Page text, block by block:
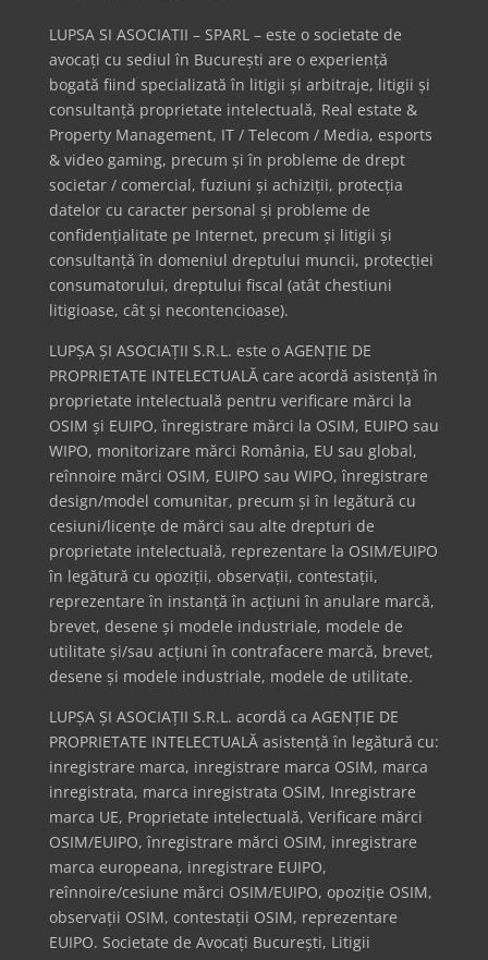
LUPSA SI ASOCIATII – SPARL – este o societate de
avocați cu sediul în București are o experiență
bogată fiind specializată în litigii și arbitraje, litigii și
consultanță proprietate intelectuală, Real estate &
Property Management, IT / Telecom / Media, esports
& video gaming, precum și în probleme de drept
societar / comercial, fuziuni și achiziții, protecția
datelor cu caracter personal și probleme de
confidențialitate pe Internet, precum și litigii și
consultanță în domeniul dreptului muncii, protecției
consumatorului, dreptului fiscal (atât chestiuni
litigioase, cât și necontencioase).
LUPȘA ȘI ASOCIAȚII S.R.L. este o AGENȚIE DE
PROPRIETATE INTELECTUALĂ care acordă asistență în
proprietate intelectuală pentru verificare mărci la
OSIM și EUIPO, înregistrare mărci la OSIM, EUIPO sau
WIPO, monitorizare mărci România, EU sau global,
reînnoire mărci OSIM, EUIPO sau WIPO, înregistrare
design/model comunitar, precum și în legătură cu
cesiuni/licențe de mărci sau alte drepturi de
proprietate intelectuală, reprezentare la OSIM/EUIPO
în legătură cu opoziții, observații, contestații,
reprezentare în instanță în acțiuni în anulare marcă,
brevet, desene și modele industriale, modele de
utilitate și/sau acțiuni în contrafacere marcă, brevet,
desene și modele industriale, modele de utilitate.
LUPȘA ȘI ASOCIAȚII S.R.L. acordă ca AGENȚIE DE
PROPRIETATE INTELECTUALĂ asistență în legătură cu:
inregistrare marca, inregistrare marca OSIM, marca
inregistrata, marca inregistrata OSIM, Inregistrare
marca UE, Proprietate intelectuală, Verificare mărci
OSIM/EUIPO, înregistrare mărci OSIM, inregistrare
marca europeana, inregistrare EUIPO,
reînnoire/cesiune mărci OSIM/EUIPO, opoziție OSIM,
observații OSIM, contestații OSIM, reprezentare
EUIPO. Societate de Avocați București, Litigii